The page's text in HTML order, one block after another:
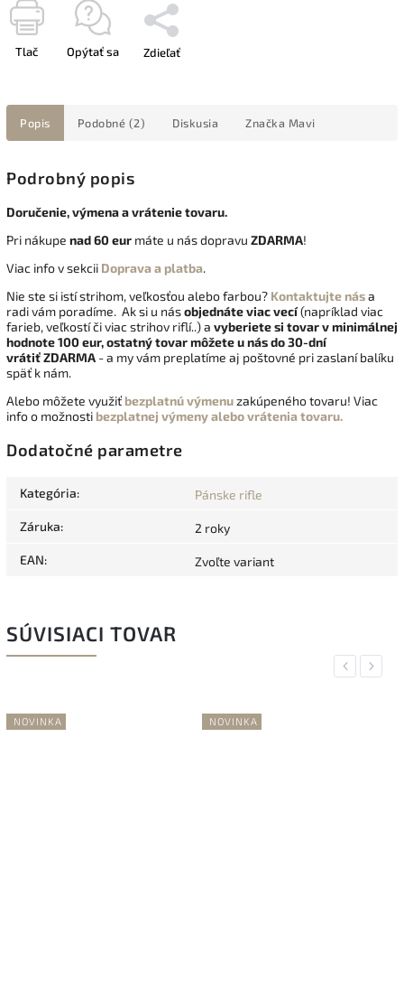
Tlač Opýtať sa Zdieľať
Popis Podobné (2) Diskusia Značka Mavi
Podrobný popis
Doručenie, výmena a vrátenie tovaru.
Pri nákupe nad 60 eur máte u nás dopravu ZDARMA!
Viac info v sekcii Doprava a platba.
Nie ste si istí strihom, veľkosťou alebo farbou? Kontaktujte nása
radi vám poradíme. Ak si u násobjednáte viac vecí(napríklad viac
farieb, veľkostí či viac strihov riflí..) a vyberiete si tovar v minimálnej
hodnote 100 eur, ostatný tovar môžete u nás do 30-dní
vrátiťZDARMA - a my vám preplatíme aj poštovné pri zaslaní balíku
späť k nám.
Alebo môžete využiť bezplatnú výmenuzakúpeného tovaru! Viac
info o možnosti bezplatnej výmeny alebo vrátenia tovaru.
Dodatočné parametre
Kategória: Pánske rifle
Záruka: 2 roky
EAN: Zvoľte variant
SÚVISIACI TOVAR
Previous
NOVINKA NOVINKA
Next